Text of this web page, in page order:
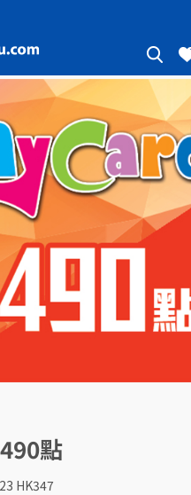
點
HK347